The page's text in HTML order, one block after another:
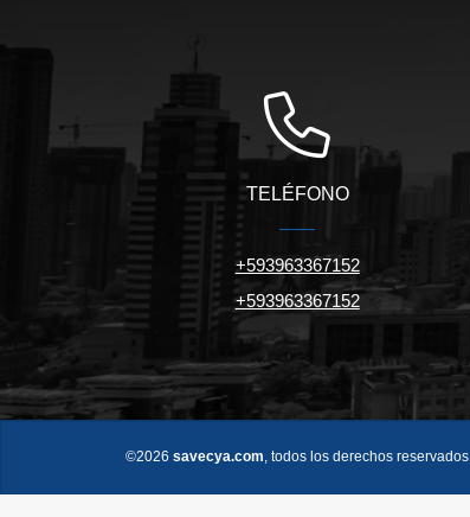
TELÉFONO
+593963367152
+593963367152
©2026 savecya.com , todos los derechos reservados.